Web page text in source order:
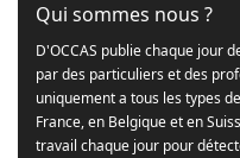
Qui sommes nous ?
D'OCCAS publie chaque jour
par des particuliers et des
uniquement a tous les types de
France, en Belgique et en
travail chaque jour pour